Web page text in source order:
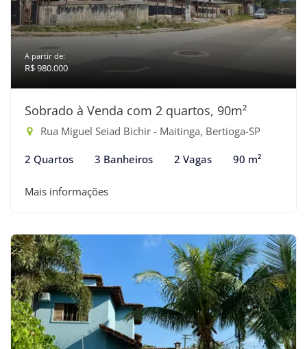
A partir de:
R$ 980.000
Sobrado à Venda com 2 quartos, 90m²
Rua Miguel Seiad Bichir - Maitinga, Bertioga-SP
2 Quartos 3 Banheiros 2 Vagas 90 m²
Mais informações